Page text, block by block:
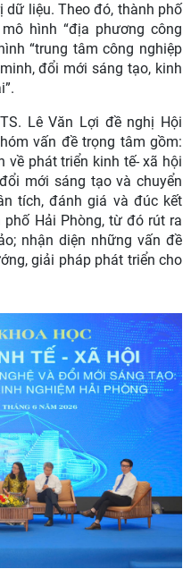
liệu. Theo đó, thành phố
hình “địa phương công
“trung tâm công nghiệp
đổi mới sáng tạo, kinh
Lê Văn Lợi đề nghị Hội
vấn đề trọng tâm gồm:
về phát triển kinh tế- xã hội
mới sáng tạo và chuyển
tích, đánh giá và đúc kết
Hải Phòng, từ đó rút ra
nhận diện những vấn đề
giải pháp phát triển cho